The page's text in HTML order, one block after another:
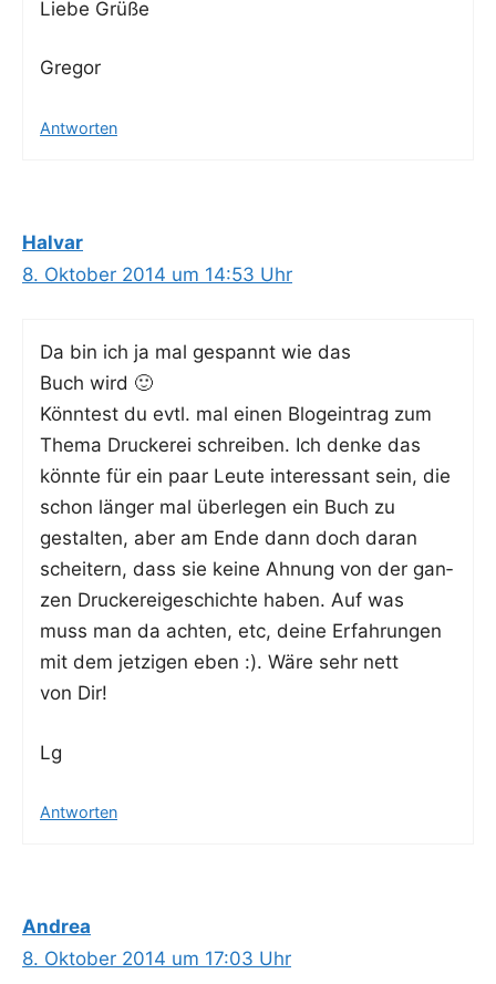
Lie­be Grüße
Gre­gor
Antworten
Halvar
8. Oktober 2014 um 14:53 Uhr
Da bin ich ja mal gespannt wie das
Buch wird 🙂
Könn­test du evtl. mal einen Blog­ein­trag zum
The­ma Dru­cke­rei schrei­ben. Ich den­ke das
könn­te für ein paar Leu­te inter­es­sant sein, die
schon län­ger mal über­le­gen ein Buch zu
gestal­ten, aber am Ende dann doch dar­an
schei­tern, dass sie kei­ne Ahnung von der gan­
zen Dru­cke­rei­ge­schich­te haben. Auf was
muss man da ach­ten, etc, dei­ne Erfah­run­gen
mit dem jet­zi­gen eben :). Wäre sehr nett
von Dir!
Lg
Antworten
Andrea
8. Oktober 2014 um 17:03 Uhr